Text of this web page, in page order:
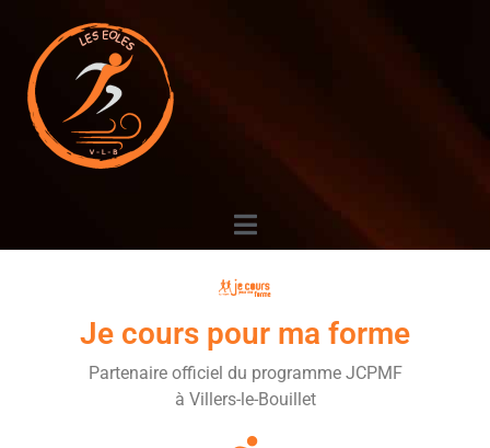
Je cours pour ma forme
Partenaire officiel du programme JCPMF
à Villers-le-Bouillet